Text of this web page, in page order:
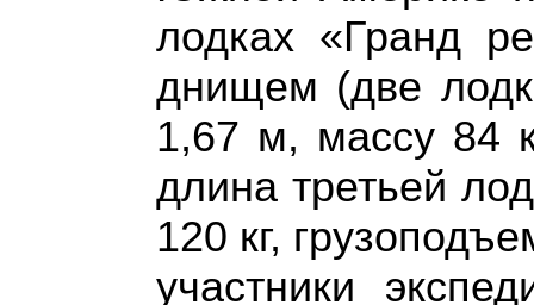
лодках «Гранд
днищем (две
1,67 м, массу 84
длина третьей
120 кг,
участники